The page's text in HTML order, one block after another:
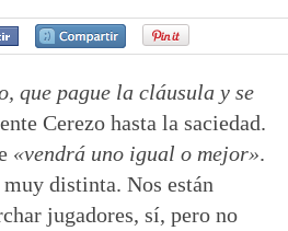
que pague la cláusula y se
Cerezo hasta la saciedad.
«vendrá uno igual o mejor».
distinta. Nos están
jugadores, sí, pero no